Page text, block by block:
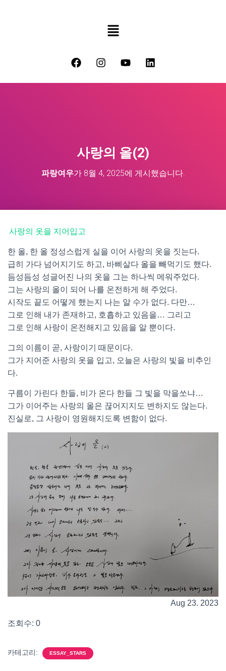
사랑의 올(2)
파랑여우가 8월 4, 2025에 게시했습니다.
사랑의 옷을 지어입고
한 올, 한 올 정성스럽게 실을 이어 사랑의 옷을 짓는다.
급히 가다 넘어지기도 하고, 바삐살다 올을 빼먹기도 했다.
듬성듬성 성글어진 나의 옷을 그는 하나씩 메워주었다.
그는 사랑의 올이 되어 나를 온전하게 해 주었다.
시작도 끝도 어떻게 했는지 나는 알 수가 없다. 다만…
그로 인해 내가 존재하고, 호흡하고 있음을… 그리고
그로 인해 사랑이 온전해지고 있음을 알 뿐이다.
그의 이름이 곧, 사랑이기 때문이다.
그가 지어준 사랑의 옷을 입고, 오늘은 사랑의 빛을 비추인
다.
구름이 가린다 한들, 비가 온다 한들 그 빛을 막을쏘냐…
그가 이어주는 사랑의 올은 끊어지지도 변하지도 않는다.
진실로, 그 사랑이 영원해지도록 변함이 없다.
Aug 23. 2023
조회수: 0
카테고리: ESSAY_STARS